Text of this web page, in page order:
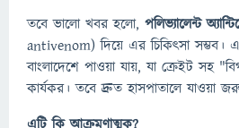
তবে ভালো খবর হলো, পলিভ্যালেন্ট
antivenom) দিয়ে এর চিকিৎসা সম্ভব।
বাংলাদেশে পাওয়া যায়, যা ক্রেইট সহ
কার্যকর। তবে দ্রুত হাসপাতালে যাওয়া